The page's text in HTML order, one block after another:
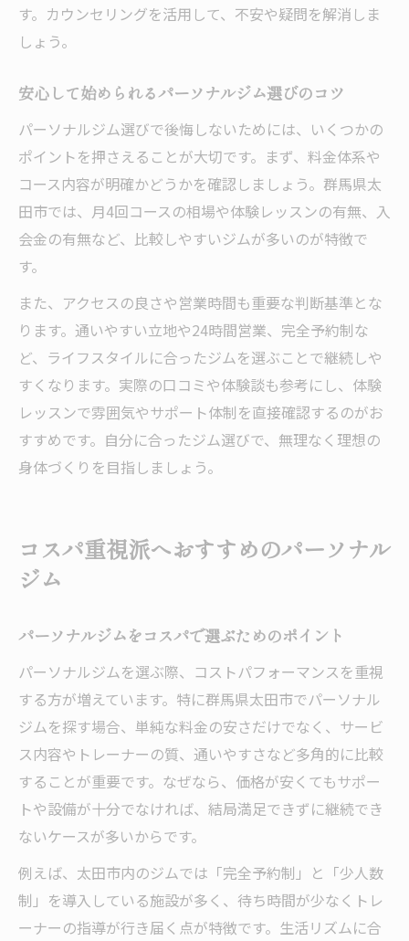
す。カウンセリングを活用して、不安や疑問を解消しま
しょう。
安心して始められるパーソナルジム選びのコツ
パーソナルジム選びで後悔しないためには、いくつかの
ポイントを押さえることが大切です。まず、料金体系や
コース内容が明確かどうかを確認しましょう。群馬県太
田市では、月4回コースの相場や体験レッスンの有無、入
会金の有無など、比較しやすいジムが多いのが特徴で
す。
また、アクセスの良さや営業時間も重要な判断基準とな
ります。通いやすい立地や24時間営業、完全予約制な
ど、ライフスタイルに合ったジムを選ぶことで継続しや
すくなります。実際の口コミや体験談も参考にし、体験
レッスンで雰囲気やサポート体制を直接確認するのがお
すすめです。自分に合ったジム選びで、無理なく理想の
身体づくりを目指しましょう。
コスパ重視派へおすすめのパーソナル
ジム
パーソナルジムをコスパで選ぶためのポイント
パーソナルジムを選ぶ際、コストパフォーマンスを重視
する方が増えています。特に群馬県太田市でパーソナル
ジムを探す場合、単純な料金の安さだけでなく、サービ
ス内容やトレーナーの質、通いやすさなど多角的に比較
することが重要です。なぜなら、価格が安くてもサポー
トや設備が十分でなければ、結局満足できずに継続でき
ないケースが多いからです。
例えば、太田市内のジムでは「完全予約制」と「少人数
制」を導入している施設が多く、待ち時間が少なくトレ
ーナーの指導が行き届く点が特徴です。生活リズムに合